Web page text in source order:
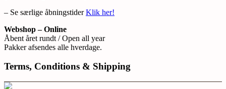
– Se særlige åbningstiderKlik her!
Webshop – Online
Åbent året rundt / Open all year
Pakker afsendes alle hverdage.
Terms, Conditions & Shipping